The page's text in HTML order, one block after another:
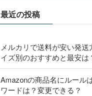
最近の投稿
メルカリで送料が安い発送
イズ別のおすすめと最安は
Amazonの商品名にルール
ワードは？変更できる？